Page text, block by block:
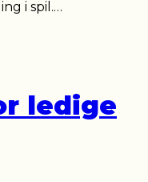
i spil.…
ledige